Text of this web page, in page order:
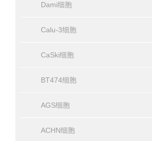
Dami细胞
Calu-3细胞
CaSki细胞
BT474细胞
AGS细胞
ACHN细胞